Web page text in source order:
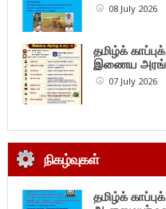
08 July 2026
தமிழ்க்
இணைய
07 July 2026
நிகழ்வுகள்
தமிழ்க்